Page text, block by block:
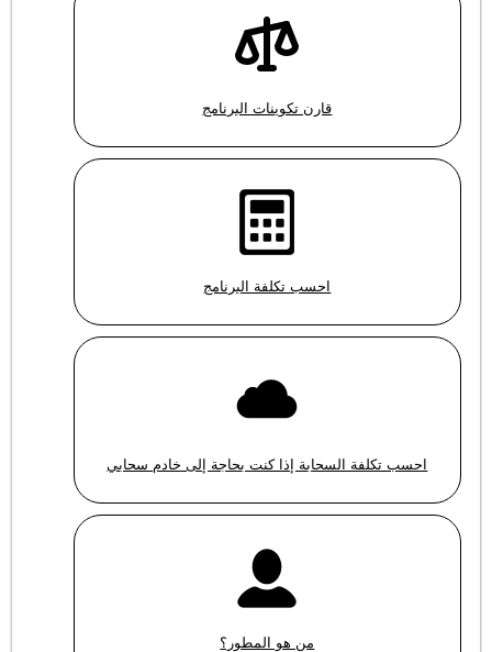
قارن تكوينات البرنامج
احسب تكلفة البرنامج
احسب تكلفة السحابة إذا كنت بحاجة إلى خادم سحابي
من هو المطور؟